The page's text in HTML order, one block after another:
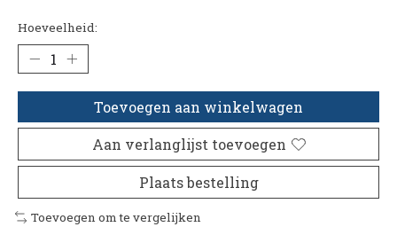
Hoeveelheid:
Toevoegen aan winkelwagen
Aan verlanglijst toevoegen
Plaats bestelling
Toevoegen om te vergelijken